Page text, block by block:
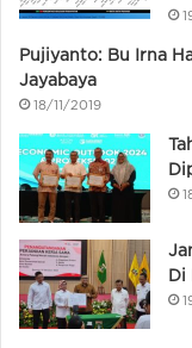
Pujiyanto: Bu Irna
Jayabaya
18/11/2019
Di